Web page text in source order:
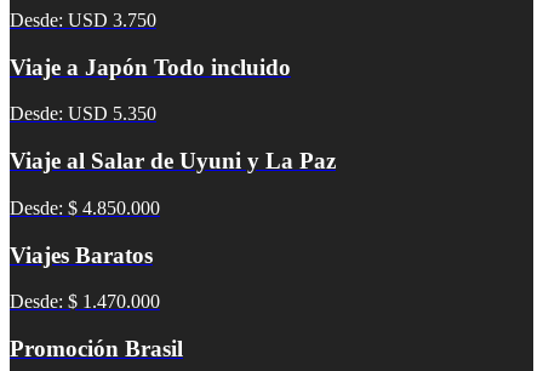
Desde: USD 3.750
Viaje a Japón Todo incluido
Desde: USD 5.350
Viaje al Salar de Uyuni y La Paz
Desde: $ 4.850.000
Viajes Baratos
Desde: $ 1.470.000
Promoción Brasil